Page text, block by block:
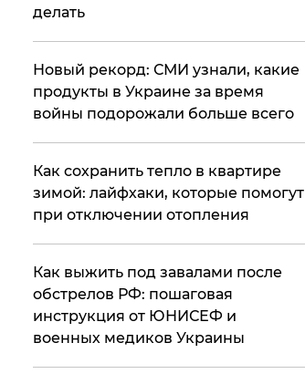
делать
Новый рекорд: СМИ узнали, какие
продукты в Украине за время
войны подорожали больше всего
​Как сохранить тепло в квартире
зимой: лайфхаки, которые помогут
при отключении отопления
Как выжить под завалами после
обстрелов РФ: пошаговая
инструкция от ЮНИСЕФ и
военных медиков Украины